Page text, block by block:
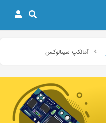
آمالکپ سینالوکس